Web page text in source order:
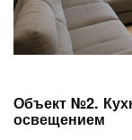
Объект №2.
освещением